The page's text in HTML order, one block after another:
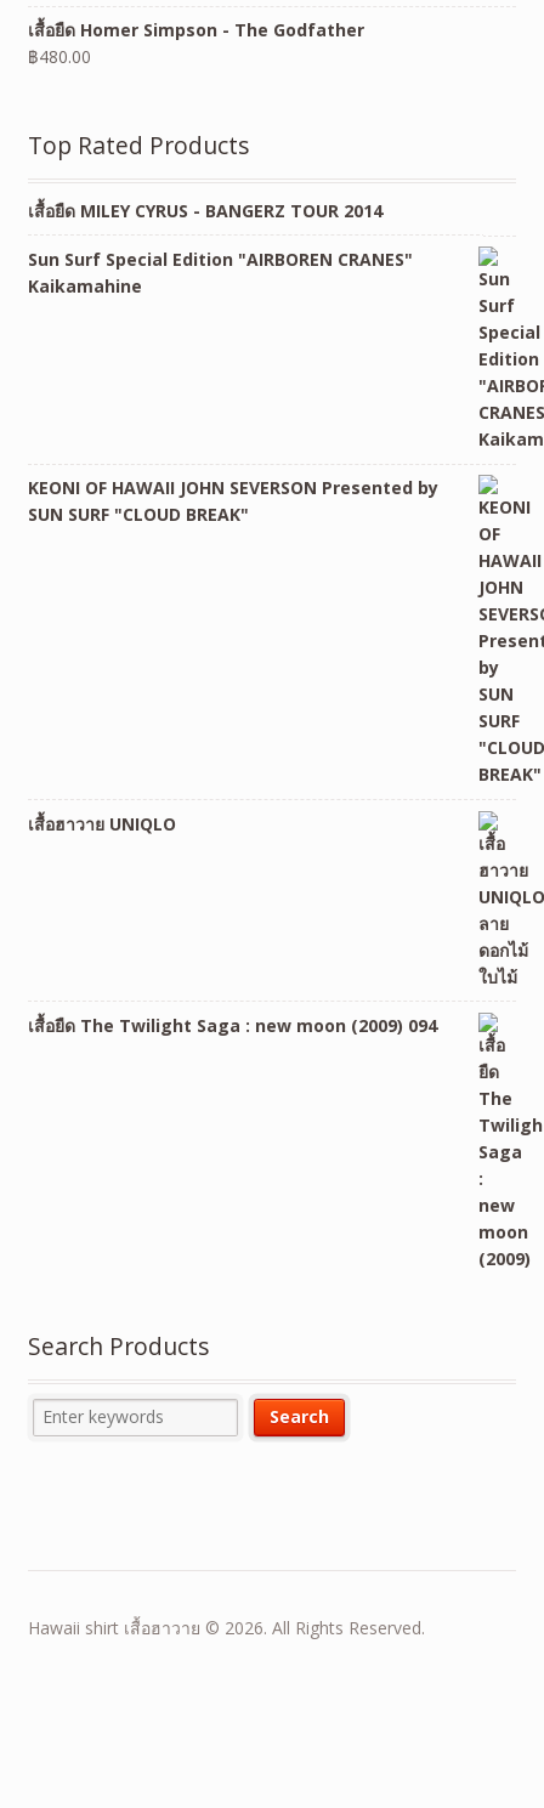
เสื้อยืด Homer Simpson - The Godfather
฿480.00
Top Rated Products
เสื้อยืด MILEY CYRUS - BANGERZ TOUR 2014
Sun Surf Special Edition "AIRBOREN CRANES"
Kaikamahine
KEONI OF HAWAII JOHN SEVERSON Presented by
SUN SURF "CLOUD BREAK"
เสื้อฮาวาย UNIQLO
เสื้อยืด The Twilight Saga : new moon (2009) 094
Search Products
Hawaii shirt เสื้อฮาวาย © 2026. All Rights Reserved.